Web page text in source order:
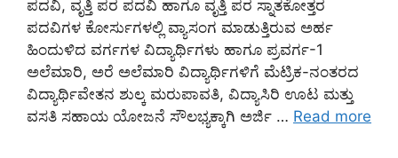
ಪದವಿ, ವೃತ್ತಿ ಪರ ಪದವಿ ಹಾಗೂ ವೃತ್ತಿ ಪರ ಸ್ನಾತಕೋತ್ತರ
ಪದವಿಗಳ ಕೋರ್ಸುಗಳಲ್ಲಿ ವ್ಯಾಸಂಗ ಮಾಡುತ್ತಿರುವ ಅರ್ಹ
ಹಿಂದುಳಿದ ವರ್ಗಗಳ ವಿದ್ಯಾರ್ಥಿಗಳು ಹಾಗೂ ಪ್ರವರ್ಗ-1
ಅಲೆಮಾರಿ, ಅರೆ ಅಲೆಮಾರಿ ವಿದ್ಯಾರ್ಥಿಗಳಿಗೆ ಮೆಟ್ರಿಕ-ನಂತರದ
ವಿದ್ಯಾರ್ಥಿವೇತನ ಶುಲ್ಕ ಮರುಪಾವತಿ, ವಿದ್ಯಾಸಿರಿ ಊಟ ಮತ್ತು
ವಸತಿ ಸಹಾಯ ಯೋಜನೆ ಸೌಲಭ್ಯಕ್ಕಾಗಿ ಅರ್ಜಿ … Read more